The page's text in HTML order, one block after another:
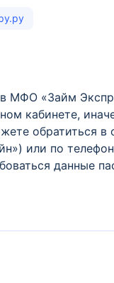
МФО «Займ
кабинете,
обратиться в
или по
данные